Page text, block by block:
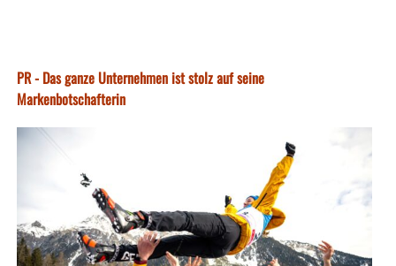
PR - Das ganze Unternehmen ist stolz auf seine
Markenbotschafterin